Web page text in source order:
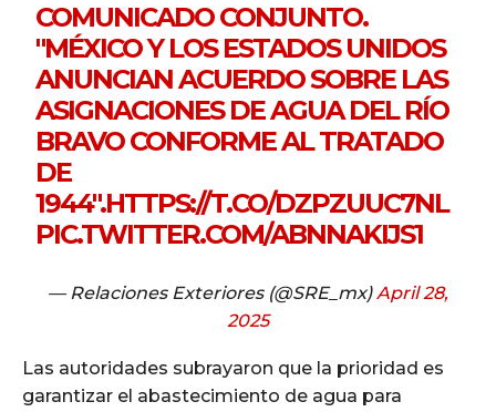
COMUNICADO CONJUNTO.
"MÉXICO Y LOS ESTADOS UNIDOS
ANUNCIAN ACUERDO SOBRE LAS
ASIGNACIONES DE AGUA DEL RÍO
BRAVO CONFORME AL TRATADO
DE
1944".HTTPS://T.CO/DZPZUUC7NL
PIC.TWITTER.COM/ABNNAKIJS1
— Relaciones Exteriores (@SRE_mx)April 28,
2025
Las autoridades subrayaron que la prioridad es
garantizar el abastecimiento de agua para